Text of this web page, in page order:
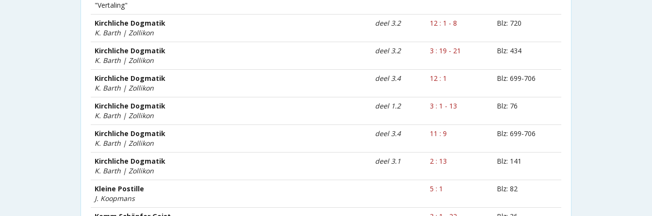
"Vertaling"
Kirchliche Dogmatik
K. Barth | Zollikon
deel 3.2 12 : 1 - 8 Blz: 720
Kirchliche Dogmatik
K. Barth | Zollikon
deel 3.2 3 : 19 - 21 Blz: 434
Kirchliche Dogmatik
K. Barth | Zollikon
deel 3.4 12 : 1 Blz: 699-706
Kirchliche Dogmatik
K. Barth | Zollikon
deel 1.2 3 : 1 - 13 Blz: 76
Kirchliche Dogmatik
K. Barth | Zollikon
deel 3.4 11 : 9 Blz: 699-706
Kirchliche Dogmatik
K. Barth | Zollikon
deel 3.1 2 : 13 Blz: 141
Kleine Postille
J. Koopmans
5 : 1 Blz: 82